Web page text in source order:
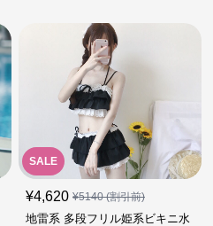
SALE
¥4,620 ¥5140(割引前)
地雷系 多段フリル姫系ビキニ水